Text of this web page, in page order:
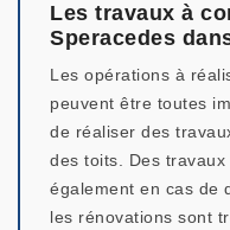
Les travaux à
Speracedes
Les opérations à
peuvent être toutes
de réaliser des
des toits. Des
également en cas de
les rénovations sont